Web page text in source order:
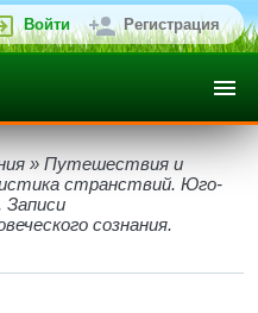
Войти Регистрация
» Путешествия и
странствий. Юго-
сознания.